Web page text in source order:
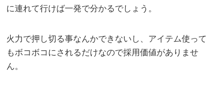
に連れて行けば一発で分かるでしょう。
火力で押し切る事なんかできないし、アイテム使って
もボコボコにされるだけなので採用価値がありませ
ん。